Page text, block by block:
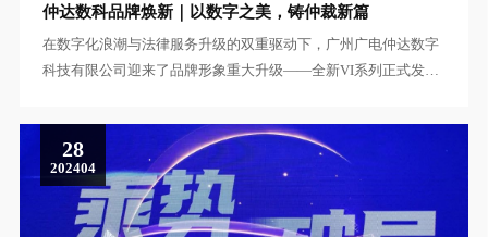
仲达数科品牌焕新｜以数字之美，铸仲裁新篇
在数字化浪潮与法律服务升级的双重驱动下，广州广电仲达数字
科技有限公司迎来了品牌形象重大升级——全新VI系列正式发
裁服务融合的深刻诠释。
28
202404